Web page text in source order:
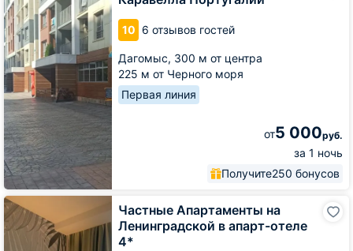
10 6 отзывов гостей
Дагомыс, 300 м от центра
225 м от Черного моря
Первая линия
от5 000руб.
за 1 ночь
Получите250 бонусов
в
ЖК
Каравелла
Португалии
Частные Апартаменты на
Ленинградской в апарт-отеле
4*
Частные
Апартаменты
на
Ленинградской